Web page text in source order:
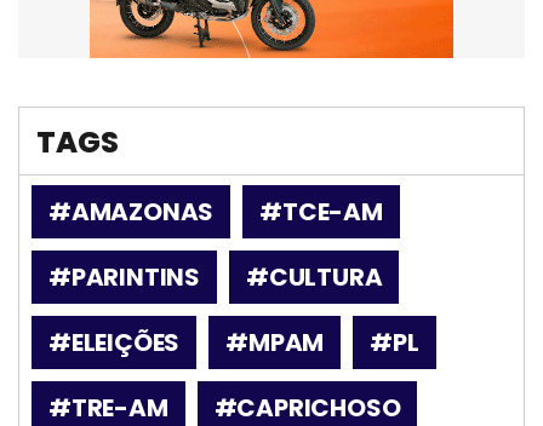
TAGS
#AMAZONAS
#TCE-AM
#PARINTINS
#CULTURA
#ELEIÇÕES
#MPAM
#PL
#TRE-AM
#CAPRICHOSO